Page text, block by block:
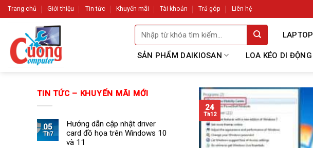
Skip
to
Trang chủ Giới thiệu Tin tức Khuyến mãi Tài khoản Trả góp Liên hệ
Tìm
kiếm:
LAPTOP
SẢN PHẨM DAIKIOSAN LOA KÉO DI ĐỘNG
TIN TỨC – KHUYẾN MÃI MỚI
05
Th7
Hướng dẫn cập nhật driver
card đồ họa trên Windows 10
và 11
24
Th12